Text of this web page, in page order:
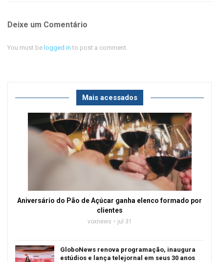
Deixe um Comentário
You must be logged in to post a comment.
Mais acessados
Aniversário do Pão de Açúcar ganha elenco formado por
clientes
voxnews jul 31
GloboNews renova programação, inaugura
estúdios e lança telejornal em seus 30 anos